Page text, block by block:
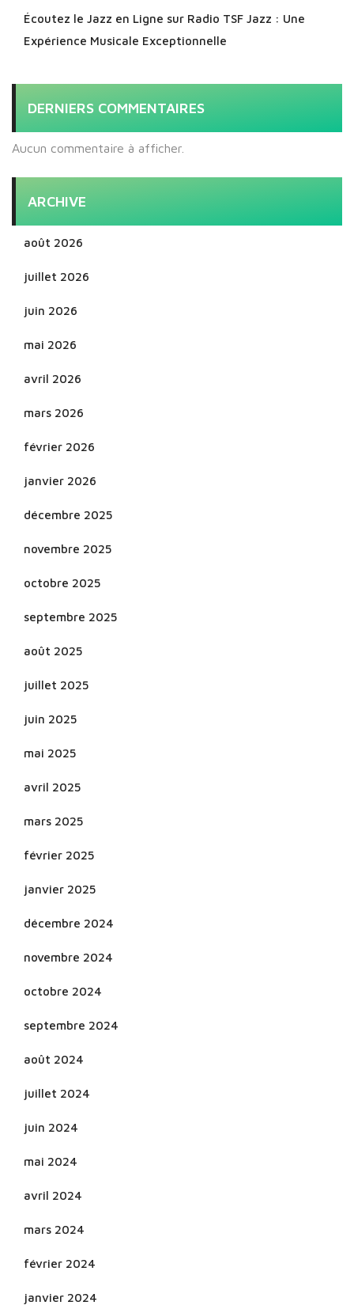
Écoutez le Jazz en Ligne sur Radio TSF Jazz : Une
Expérience Musicale Exceptionnelle
DERNIERS COMMENTAIRES
Aucun commentaire à afficher.
ARCHIVE
août 2026
juillet 2026
juin 2026
mai 2026
avril 2026
mars 2026
février 2026
janvier 2026
décembre 2025
novembre 2025
octobre 2025
septembre 2025
août 2025
juillet 2025
juin 2025
mai 2025
avril 2025
mars 2025
février 2025
janvier 2025
décembre 2024
novembre 2024
octobre 2024
septembre 2024
août 2024
juillet 2024
juin 2024
mai 2024
avril 2024
mars 2024
février 2024
janvier 2024